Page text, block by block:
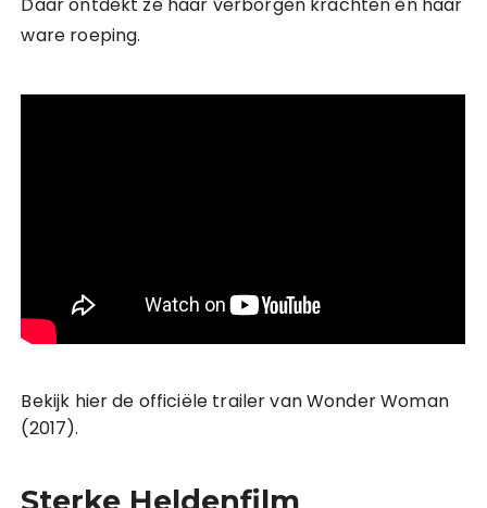
ware roeping.
Bekijk hier de officiële trailer van Wonder Woman
(2017).